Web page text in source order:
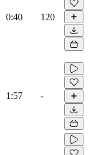
0:40 120
1:57 -